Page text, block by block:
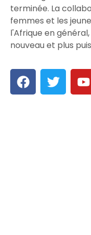
terminée. La
femmes et les
l'Afrique en
nouveau et plus